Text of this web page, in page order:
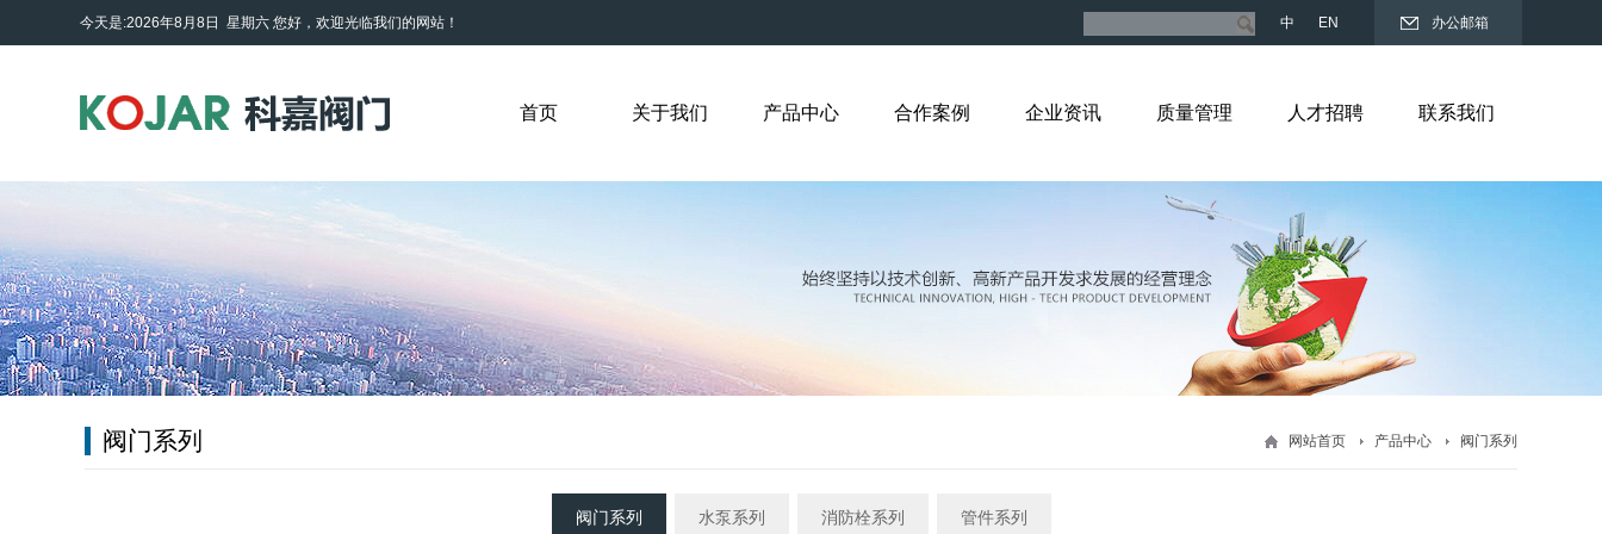
今天是:2026年8月8日 星期六 您好，欢迎光临我们的网站！ 办公邮箱
中 EN
首页 关于我们 产品中心 合作案例 企业资讯 质量管理 人才招聘 联系我们
网站首页 产品中心 阀门系列
阀门系列
阀门系列 水泵系列 消防栓系列 管件系列